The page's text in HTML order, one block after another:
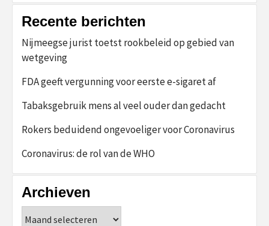
Recente berichten
Nijmeegse jurist toetst rookbeleid op gebied van
wetgeving
FDA geeft vergunning voor eerste e-sigaret af
Tabaksgebruik mens al veel ouder dan gedacht
Rokers beduidend ongevoeliger voor Coronavirus
Coronavirus: de rol van de WHO
Archieven